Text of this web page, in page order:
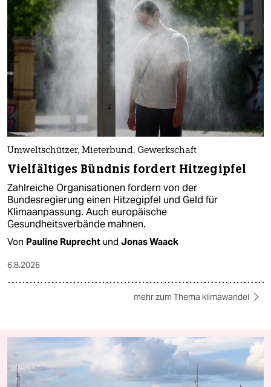
Umweltschützer, Mieterbund, Gewerkschaft
Vielfältiges Bündnis fordert Hitzegipfel
Zahlreiche Organisationen fordern von der
Bundesregierung einen Hitzegipfel und Geld für
Klimaanpassung. Auch europäische
Gesundheitsverbände mahnen.
Von Pauline Ruprecht und Jonas Waack
6.8.2026
mehr zum Thema klimawandel